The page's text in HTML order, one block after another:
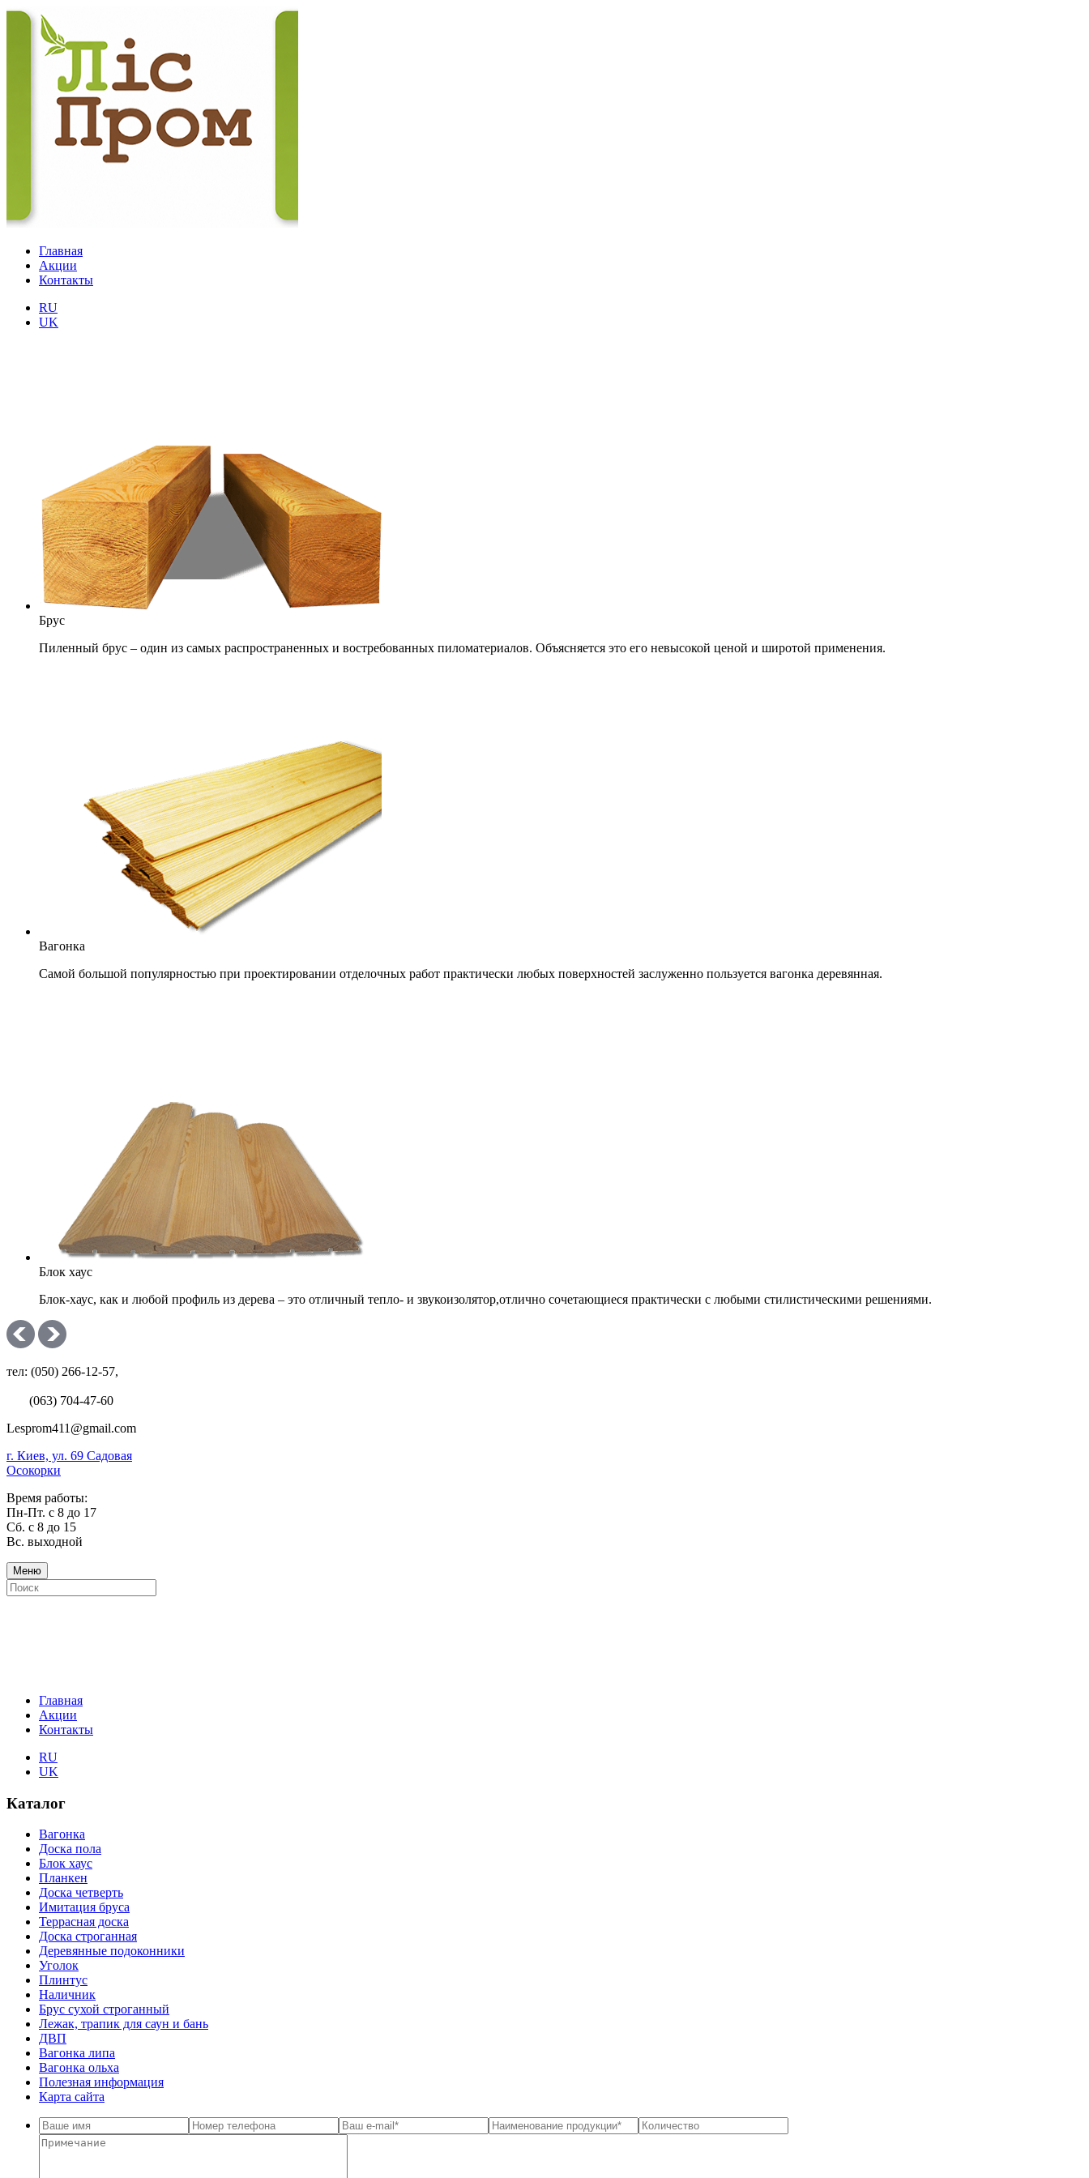
Главная
Акции
Контакты
RU
UK
Брус
Пиленный брус – один из самых распространенных и востребованных пиломатериалов. Объясняется это его невысокой ценой и широтой применения.
Вагонка
Самой большой популярностью при проектировании отделочных работ практически любых поверхностей заслуженно пользуется вагонка деревянная.
Блок хаус
Блок-хаус, как и любой профиль из дерева – это отличный тепло- и звукоизолятор,отлично сочетающиеся практически с любыми стилистическими решениями.
тел: (050) 266-12-57,
(063) 704-47-60
Lesprom411@gmail.com
г. Киев, ул. 69 Садовая
Осокорки
Время работы:
Пн-Пт. с 8 до 17
Сб. с 8 до 15
Вс. выходной
Меню
Главная
Акции
Контакты
RU
UK
Каталог
Вагонка
Доска пола
Блок хаус
Планкен
Доска четверть
Имитация бруса
Террасная доска
Доска строганная
Деревянные подоконники
Уголок
Плинтус
Наличник
Брус сухой строганный
Лежак, трапик для саун и бань
ДВП
Вагонка липа
Вагонка ольха
Полезная информация
Карта сайта